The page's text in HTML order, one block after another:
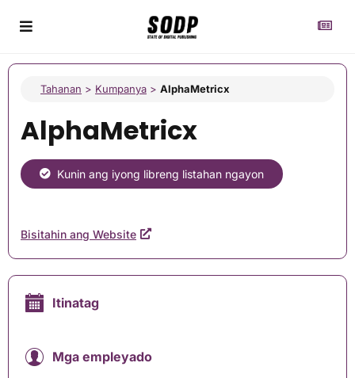
Tahanan > Kumpanya > AlphaMetricx
AlphaMetricx
Kunin ang iyong libreng listahan ngayon
Bisitahin ang Website
Itinatag
Mga empleyado